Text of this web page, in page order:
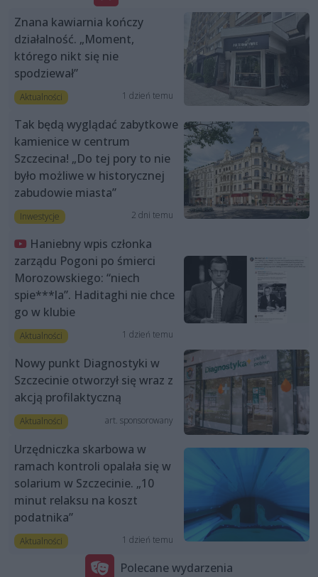
Znana kawiarnia kończy
działalność. „Moment,
którego nikt się nie
spodziewał”
Aktualności 1 dzień temu
Tak będą wyglądać zabytkowe
kamienice w centrum
Szczecina! „Do tej pory to nie
było możliwe w historycznej
zabudowie miasta”
Inwestycje 2 dni temu
Haniebny wpis członka
zarządu Pogoni po śmierci
Morozowskiego: “niech
spie***la”. Haditaghi nie chce
go w klubie
Aktualności 1 dzień temu
Nowy punkt Diagnostyki w
Szczecinie otworzył się wraz z
akcją profilaktyczną
Aktualności art. sponsorowany
Urzędniczka skarbowa w
ramach kontroli opalała się w
solarium w Szczecinie. „10
minut relaksu na koszt
podatnika”
Aktualności 1 dzień temu
Polecane wydarzenia